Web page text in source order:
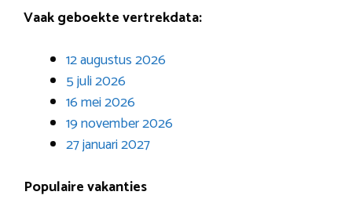
Vaak geboekte vertrekdata:
12 augustus 2026
5 juli 2026
16 mei 2026
19 november 2026
27 januari 2027
Populaire vakanties